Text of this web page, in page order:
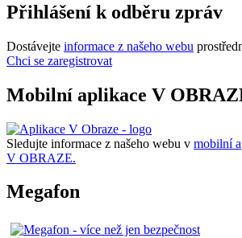
Přihlášení k odběru zpráv
Dostávejte informace z našeho webu
Chci se zaregistrovat
Mobilní aplikace V
Sledujte informace z našeho webu v mobilní
V OBRAZE.
Megafon